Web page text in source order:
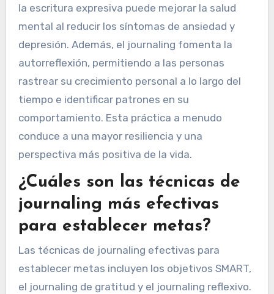
la escritura expresiva puede mejorar la salud
mental al reducir los síntomas de ansiedad y
depresión. Además, el journaling fomenta la
autorreflexión, permitiendo a las personas
rastrear su crecimiento personal a lo largo del
tiempo e identificar patrones en su
comportamiento. Esta práctica a menudo
conduce a una mayor resiliencia y una
perspectiva más positiva de la vida.
¿Cuáles son las técnicas de
journaling más efectivas
para establecer metas?
Las técnicas de journaling efectivas para
establecer metas incluyen los objetivos SMART,
el journaling de gratitud y el journaling reflexivo.